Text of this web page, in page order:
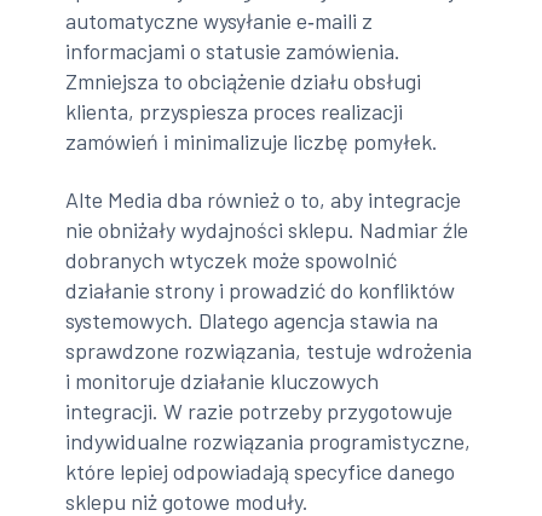
automatyczne wysyłanie e‑maili z
informacjami o statusie zamówienia.
Zmniejsza to obciążenie działu obsługi
klienta, przyspiesza proces realizacji
zamówień i minimalizuje liczbę pomyłek.
Alte Media dba również o to, aby integracje
nie obniżały wydajności sklepu. Nadmiar źle
dobranych wtyczek może spowolnić
działanie strony i prowadzić do konfliktów
systemowych. Dlatego agencja stawia na
sprawdzone rozwiązania, testuje wdrożenia
i monitoruje działanie kluczowych
integracji. W razie potrzeby przygotowuje
indywidualne rozwiązania programistyczne,
które lepiej odpowiadają specyfice danego
sklepu niż gotowe moduły.